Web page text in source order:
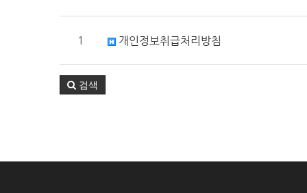
1 개인정보취급처리방침
검색